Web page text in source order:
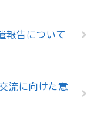
報告について
流に向けた意